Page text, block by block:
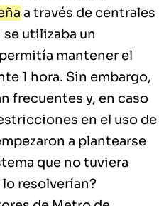
a través de centrales
utilizaba un
mantener el
1 hora. Sin embargo,
frecuentes y, en caso
en el uso de
a plantearse
que no tuviera
resolverían?